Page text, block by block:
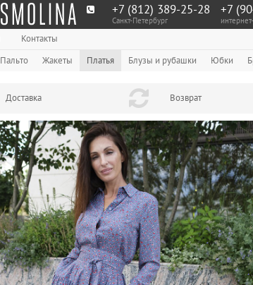
+7 (812) 389-25-28
Санкт-Петербург
+7
Контакты
Пальто Жакеты Платья Блузы и рубашки Юбки
Доставка Возврат